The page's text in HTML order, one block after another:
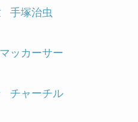
手塚治虫
マッカーサー
チャーチル